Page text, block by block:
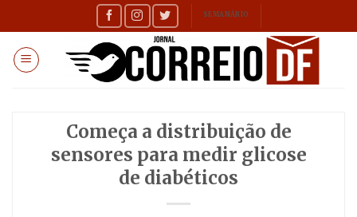
to
content
SEMANÁRIO
Começa a distribuição de
sensores para medir glicose
de diabéticos